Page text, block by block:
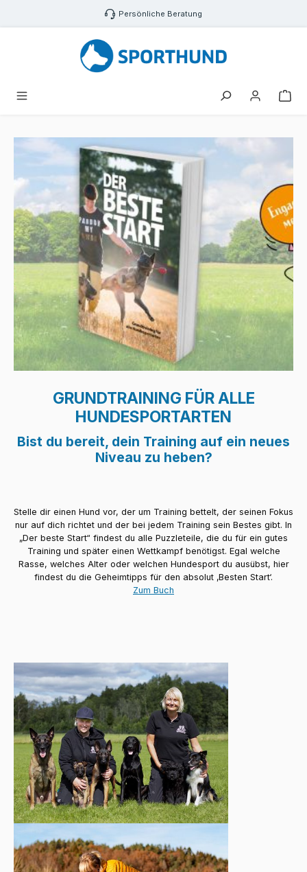
Zum Hauptinhalt springen Persönliche Beratung
GRUNDTRAINING FÜR ALLE
HUNDESPORTARTEN
Bist du bereit, dein Training auf ein neues
Niveau zu heben?
Stelle dir einen Hund vor, der um Training bettelt, der seinen Fokus
nur auf dich richtet und der bei jedem Training sein Bestes gibt. In
„Der beste Start“ findest du alle Puzzleteile, die du für ein gutes
Training und später einen Wettkampf benötigst. Egal welche
Rasse, welches Alter oder welchen Hundesport du ausübst, hier
findest du die Geheimtipps für den absolut ‚Besten Start‘.
Zum Buch